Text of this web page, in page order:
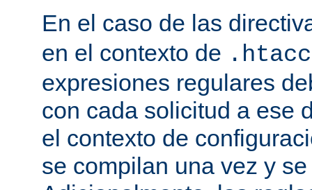
En el caso de las
en el contexto de
expresiones regulares
con cada solicitud a ese
el contexto de
se compilan una vez y